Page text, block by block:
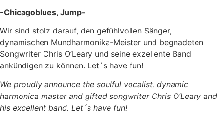
-Chicagoblues, Jump-
Wir sind stolz darauf, den gefühlvollen Sänger,
dynamischen Mundharmonika-Meister und begnadeten
Songwriter Chris O’Leary und seine exzellente Band
ankündigen zu können. Let´s have fun!
We proudly announce the soulful vocalist, dynamic
harmonica master and gifted songwriter Chris O’Leary and
his excellent band. Let´s have fun!